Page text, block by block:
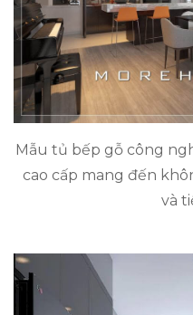
Mẫu tủ bếp gỗ công
cao cấp mang đến
và